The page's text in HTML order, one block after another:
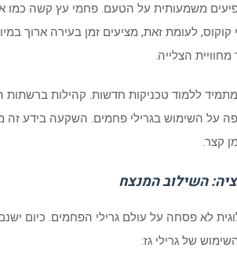
משמעותית על הטעם. פחמי עץ קשה כמו
לעומת זאת, מציעים זמן בעירה ארוך
הצלייה.
מתמיד ללמוד טכניקות חדשות. קהילות ברשתות
על השימוש בגרילי פחמים. השקעה בידע
קצר.
השילוב המנצח
לא פסחה על עולם גרילי הפחמים. כיום
של גרילי גז: